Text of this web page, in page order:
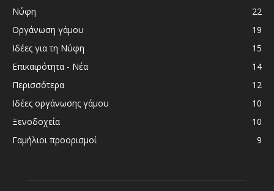
Νύφη
22
Οργάνωση γάμου
19
Ιδέες για τη Νύφη
15
Επικαιρότητα - Νέα
14
Περισσότερα
12
Ιδέες οργάνωσης γάμου
10
Ξενοδοχεία
10
Γαμήλιοι προορισμοί
9